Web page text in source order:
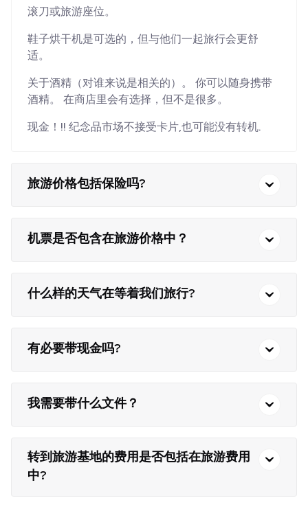
滚刀或旅游座位。
鞋子烘干机是可选的，但与他们一起旅行会更舒
适。
关于酒精（对谁来说是相关的）。 你可以随身携带
酒精。 在商店里会有选择，但不是很多。
现金！!! 纪念品市场不接受卡片,也可能没有转机.
旅游价格包括保险吗?
机票是否包含在旅游价格中？
什么样的天气在等着我们旅行?
有必要带现金吗?
我需要带什么文件？
转到旅游基地的费用是否包括在旅游费用
中?